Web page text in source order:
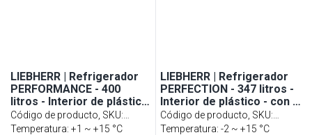
LIEBHERR | Refrigerador
PERFORMANCE - 400
litros - Interior de plástico
- con 1 puerta de cristal -
NEGRO
Código de producto, SKU:
90660151
Temperatura: +1 ~ +15 °C
LIEBHERR | Refrigerador
PERFECTION - 347 litros -
Interior de plástico - con 1
puerta de cristal - NEGRO
Código de producto, SKU:
998409651
Temperatura: -2 ~ +15 °C